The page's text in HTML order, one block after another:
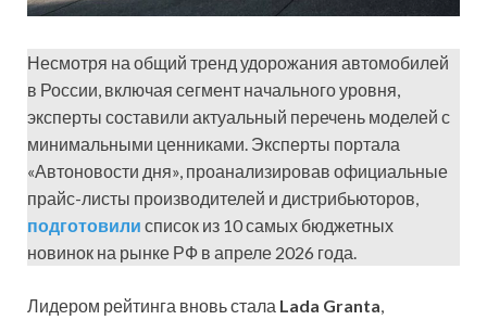
Несмотря на общий тренд удорожания автомобилей
в России, включая сегмент начального уровня,
эксперты составили актуальный перечень моделей с
минимальными ценниками. Эксперты портала
«Автоновости дня», проанализировав официальные
прайс-листы производителей и дистрибьюторов,
подготовили список из 10 самых бюджетных
новинок на рынке РФ в апреле 2026 года.
Лидером рейтинга вновь стала Lada Granta,